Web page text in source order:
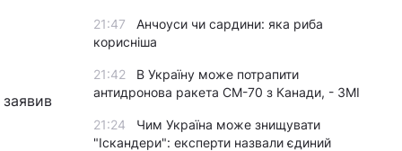
21:47
Анчоуси чи сардини: яка риба
корисніша
21:42
В Україну може потрапити
антидронова ракета CM-70 з Канади, - ЗМІ
21:24
Чим Україна може знищувати
"Іскандери": експерти назвали єдиний